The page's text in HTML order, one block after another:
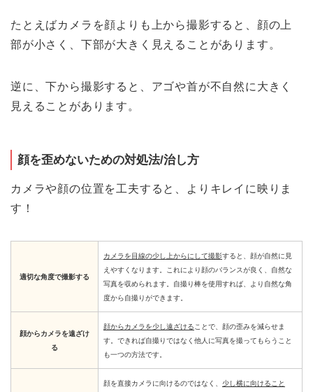
たとえばカメラを顔よりも上から撮影すると、顔の上
部が小さく、下部が大きく見えることがあります。
逆に、下から撮影すると、アゴや首が不自然に大きく
見えることがあります。
顔を歪めないための対処法/治し方
カメラや顔の位置を工夫すると、よりキレイに映りま
す！
適切な角度で撮影する
カメラを目線の少し上からにして撮影すると、顔が自然に見
えやすくなります。これにより顔のバランスが良く、自然な
写真を収められます。自撮り棒を使用すれば、より自然な角
度から自撮りができます。
顔からカメラを遠ざけ
る
顔からカメラを少し遠ざける ことで、顔の歪みを減らせま
す。できれば自撮りではなく他人に写真を撮ってもらうこと
も一つの方法です。
顔を直接カメラに向けるのではなく、 少し横に向けること